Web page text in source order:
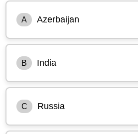
A Azerbaijan
B India
C Russia